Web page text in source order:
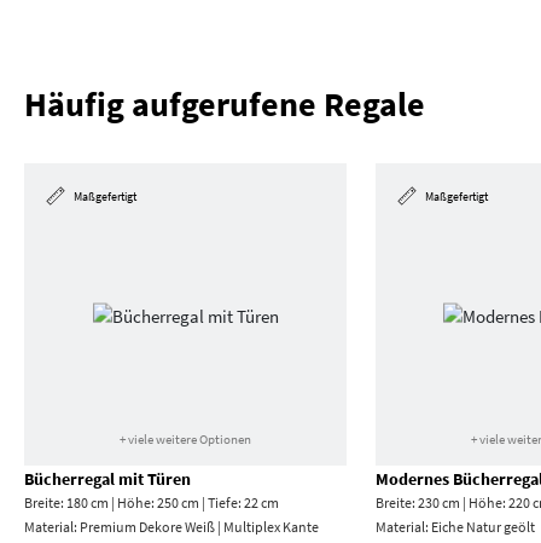
Häufig aufgerufene Regale
Maßgefertigt
+ viele weitere Optionen
Bücherregal mit Türen
Breite: 180 cm | Höhe: 250 cm | Tiefe: 22 cm
Material: Premium Dekore Weiß | Multiplex Kante
Maßgefertigt
+ viele
Modernes
Breite: 230 cm | Höhe: 220
Material: Eiche Natur geölt